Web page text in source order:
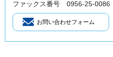
ファックス番号 0956-25-0086